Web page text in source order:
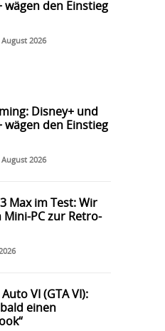
wägen den Einstieg
August 2026
Disney+ und
wägen den Einstieg
August 2026
Max im Test: Wir
Mini-PC zur Retro-
VI (GTA VI):
einen